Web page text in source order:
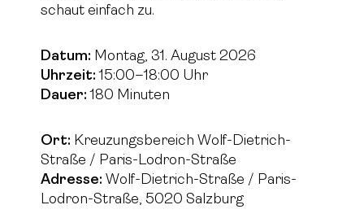
schaut einfach zu.
Datum: Montag, 31. August 2026
Uhrzeit: 15:00–18:00 Uhr
Dauer: 180 Minuten
Ort: Kreuzungsbereich Wolf-Dietrich-
Straße / Paris-Lodron-Straße
Adresse: Wolf-Dietrich-Straße / Paris-
Lodron-Straße, 5020 Salzburg